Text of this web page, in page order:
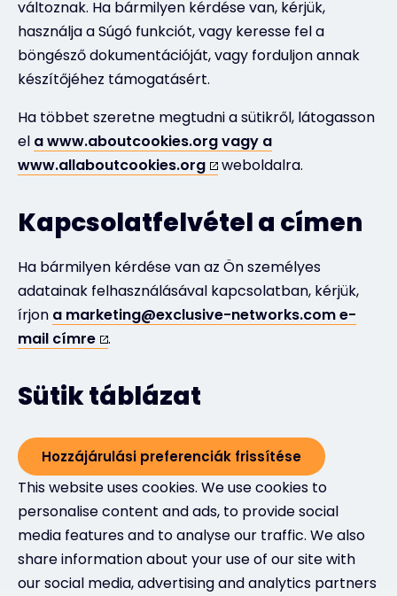
változnak. Ha bármilyen kérdése van, kérjük,
használja a Súgó funkciót, vagy keresse fel a
böngésző dokumentációját, vagy forduljon annak
készítőjéhez támogatásért.
Ha többet szeretne megtudni a sütikről, látogasson
el a www.aboutcookies.org vagy a
www.allaboutcookies.org
weboldalra.
Kapcsolatfelvétel a címen
Ha bármilyen kérdése van az Ön személyes
adatainak felhasználásával kapcsolatban, kérjük,
írjon a marketing@exclusive-networks.com e-
mail címre
.
Sütik táblázat
Hozzájárulási preferenciák frissítése
This website uses cookies. We use cookies to
personalise content and ads, to provide social
media features and to analyse our traffic. We also
share information about your use of our site with
our social media, advertising and analytics partners